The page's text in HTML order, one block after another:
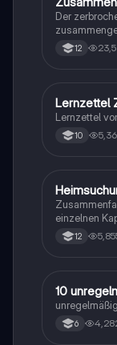
Der
12
Mathe
Lernzettel
Lernzettel
10
Deutsch
einzelnen
tabellarisch.
12
1 Englisch
10
6